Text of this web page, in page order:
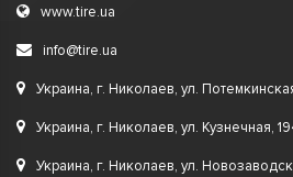
www.tire.ua
info@tire.ua
Украина, г. Николаев, ул.
Украина, г. Николаев, ул. Кузнечная,
Украина, г. Николаев, ул.